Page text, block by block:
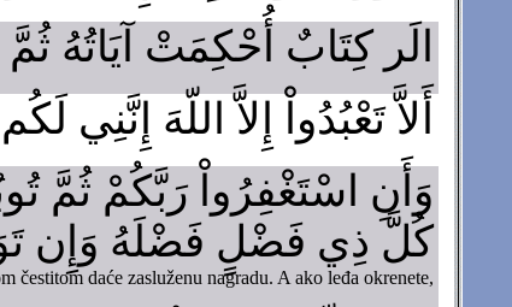
الَر كِتَابٌ أُحْكِمَتْ آيَاتُهُ
أَلاَّ تَعْبُدُواْ إِلاَّ اللّهَ إِنَّنِي
وَأَنِ اسْتَغْفِرُواْ رَبَّكُمْ ثُمَّ
كُلَّ ذِي فَضْلٍ فَضْلَهُ وَإِن
čestitom daće zasluženu nagradu. A ako leđa okrenete,